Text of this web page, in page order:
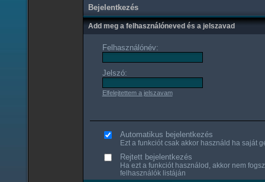
Bejelentkezés
Add meg a felhasználóneved és a jelszavad
Felhasználónév:
Jelszó:
Elfelejtettem a jelszavam
Automatikus bejelentkezés
Ezt a funkciót csak akkor használd ha saját
Rejtett bejelentkezés
Ha ezt a funkciót használod, akkor nem
felhasználók listáján